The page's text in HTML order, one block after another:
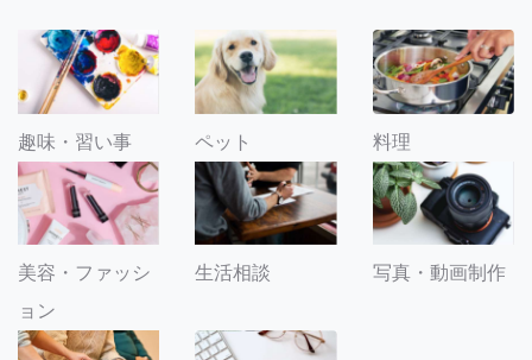
趣味・習い事 ペット 料理
美容・ファッシ
ョン
生活相談 写真・動画制作